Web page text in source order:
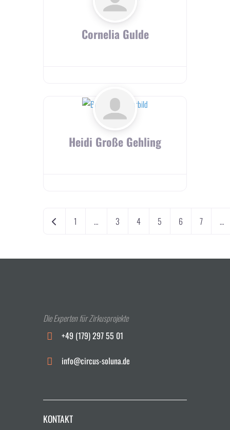
Cornelia Gulde
Heidi Große Gehling
Beitragsnavigation
Neuere Beiträge
1 … 3 4 5 6 7 …
Die Experten für Zirkusprojekte
+49 (179) 297 55 01
info@circus-soluna.de
KONTAKT